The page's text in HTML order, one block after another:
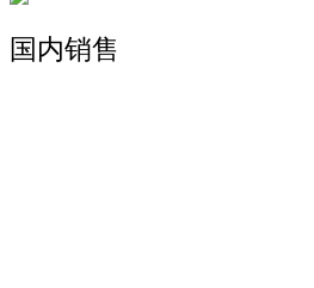
国内销售